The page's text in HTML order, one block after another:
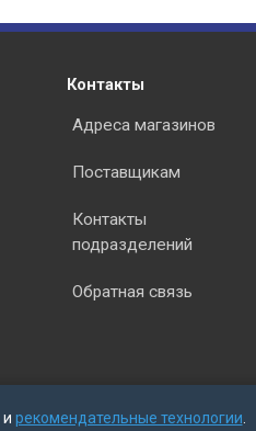
и рекомендательные технологии.
Контакты
Адреса магазинов
Поставщикам
Контакты
подразделений
Обратная связь